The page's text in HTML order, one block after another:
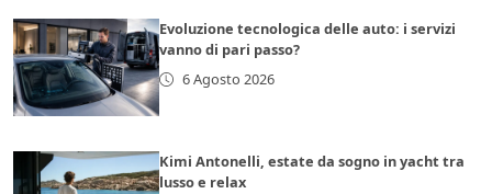
Evoluzione tecnologica delle auto: i servizi
vanno di pari passo?
6 Agosto 2026
Kimi Antonelli, estate da sogno in yacht tra
lusso e relax